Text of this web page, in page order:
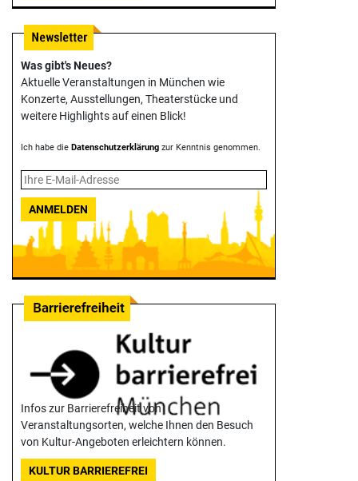
Was gibt's Neues?
Aktuelle Veranstaltungen in München wie
Konzerte, Ausstellungen, Theater­stücke und
weitere Highlights auf einen Blick!
Ich habe die Datenschutzerklärung zur Kenntnis genommen.
ANMELDEN
Infos zur Barrierefreiheit von
Veranstaltungsorten, welche Ihnen den Besuch
von Kultur-Angeboten erleichtern können.
KULTUR BARRIEREFREI